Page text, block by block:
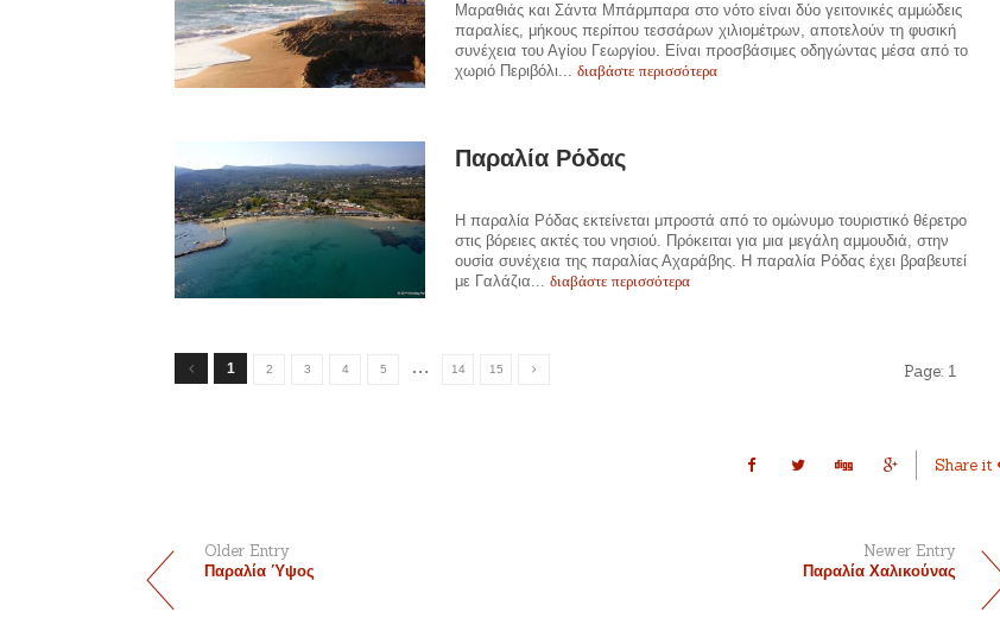
Μαραθιάς και Σάντα Μπάρμπαρα στο νότο είναι δύο γειτονικές αμμώδεις
παραλίες, μήκους περίπου τεσσάρων χιλιομέτρων, αποτελούν τη φυσική
συνέχεια του Αγίου Γεωργίου. Είναι προσβάσιμες οδηγώντας μέσα από το
χωριό Περιβόλι...διαβάστε περισσότερα
Παραλία Ρόδας
Η παραλία Ρόδας εκτείνεται μπροστά από το ομώνυμο τουριστικό θέρετρο
στις βόρειες ακτές του νησιού. Πρόκειται για μια μεγάλη αμμουδιά, στην
ουσία συνέχεια της παραλίας Αχαράβης. Η παραλία Ρόδας έχει βραβευτεί
με Γαλάζια...διαβάστε περισσότερα
1 2 3 4 5 … 14 15 Page: 1
Share it
Older Entry
Παραλία Ύψος
Newer Entry
Παραλία Χαλικούνας